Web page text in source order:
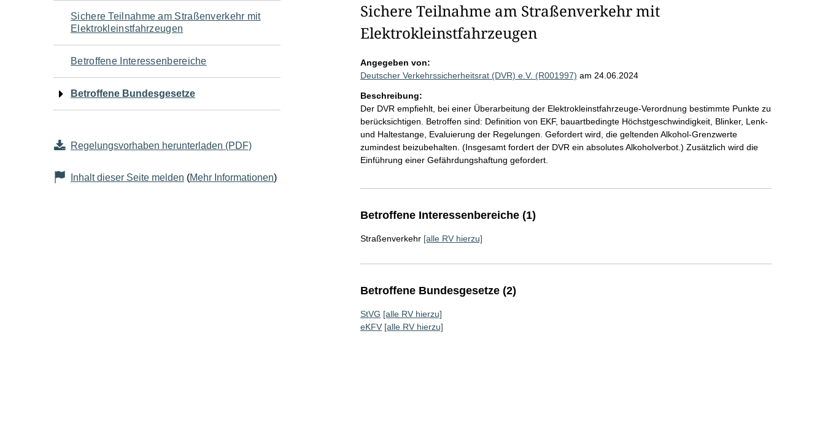
Navigation
für
den
Seiteninhalt
Sichere Teilnahme am Straßenverkehr mit
Elektrokleinstfahrzeugen
Betroffene Interessenbereiche
Betroffene Bundesgesetze
Regelungsvorhaben herunterladen (PDF)
Inhalt dieser Seite melden (Mehr Informationen)
Sichere Teilnahme am Straßenverkehr mit
Elektrokleinstfahrzeugen
Angegeben von:
Deutscher Verkehrssicherheitsrat (DVR) e.V. (R001997) am 24.06.2024
Beschreibung:
Der DVR empfiehlt, bei einer Überarbeitung der Elektrokleinstfahrzeuge-Verordnung bestimmte Punkte zu
berücksichtigen. Betroffen sind: Definition von EKF, bauartbedingte Höchstgeschwindigkeit, Blinker, Lenk-
und Haltestange, Evaluierung der Regelungen. Gefordert wird, die geltenden Alkohol-Grenzwerte
zumindest beizubehalten. (Insgesamt fordert der DVR ein absolutes Alkoholverbot.) Zusätzlich wird die
Einführung einer Gefährdungshaftung gefordert.
Betroffene Interessenbereiche (1)
Straßenverkehr [alle RV hierzu]
Betroffene Bundesgesetze (2)
StVG [alle RV hierzu]
eKFV [alle RV hierzu]